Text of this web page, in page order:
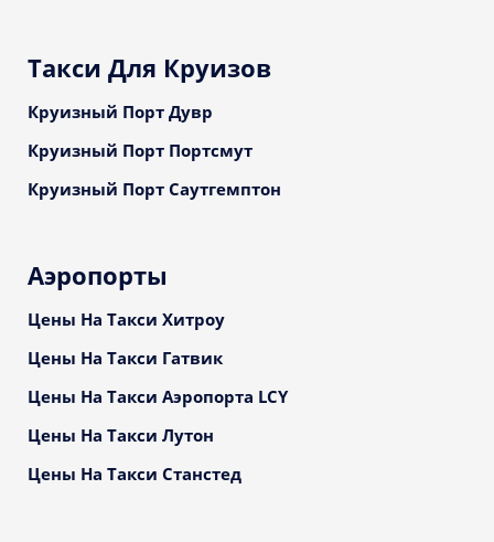
Такси Для Круизов
Круизный Порт Дувр
Круизный Порт Портсмут
Круизный Порт Саутгемптон
Аэропорты
Цены На Такси Хитроу
Цены На Такси Гатвик
Цены На Такси Аэропорта LCY
Цены На Такси Лутон
Цены На Такси Станстед